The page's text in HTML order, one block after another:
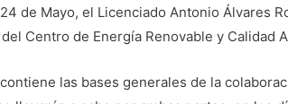
de Mayo, el Licenciado Antonio Álvares
Centro de Energía Renovable y Calidad
las bases generales de la